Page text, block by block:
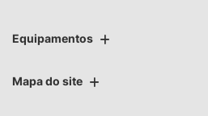
Equipamentos
Mapa do site